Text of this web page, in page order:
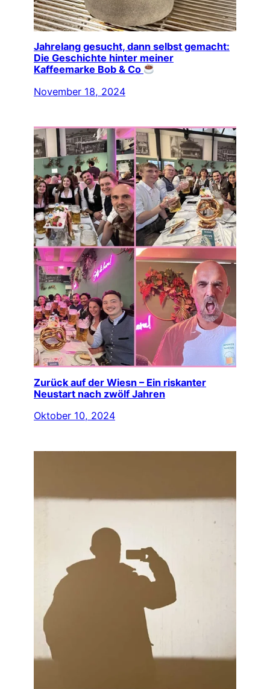
Jahrelang gesucht, dann selbst gemacht:
Die Geschichte hinter meiner
Kaffeemarke Bob & Co
November 18, 2024
Zurück auf der Wiesn – Ein riskanter
Neustart nach zwölf Jahren
Oktober 10, 2024